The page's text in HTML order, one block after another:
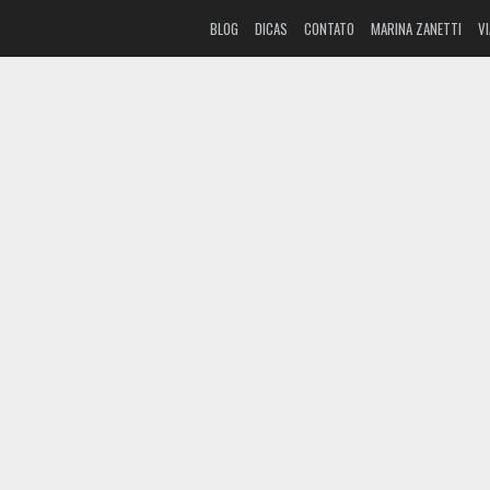
BLOG DICAS CONTATO MARINA ZANETTI